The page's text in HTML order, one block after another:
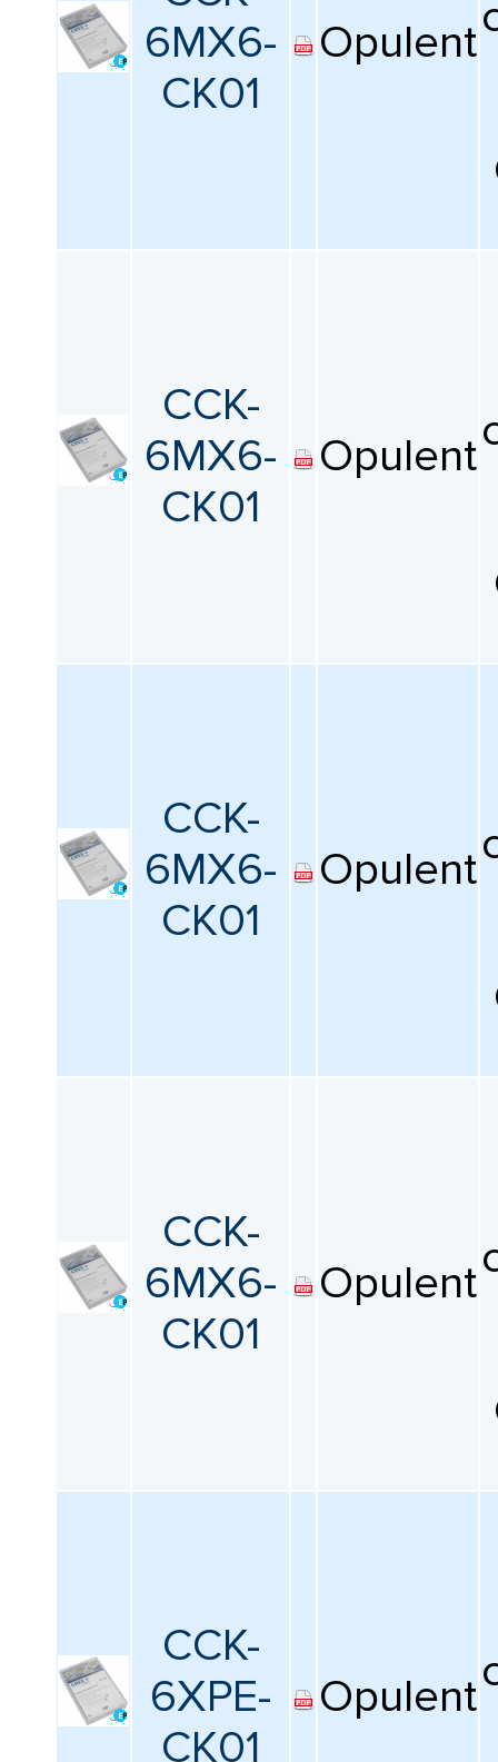
6MX6-
CK01
Opulent
CCK-
6MX6-
CK01
Opulent
CCK-
6MX6-
CK01
Opulent
CCK-
6MX6-
CK01
Opulent
CCK-
6XPE-
CK01
Opulent